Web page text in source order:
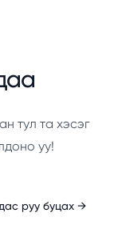
тул та хэсэг
уу!
руу буцах →